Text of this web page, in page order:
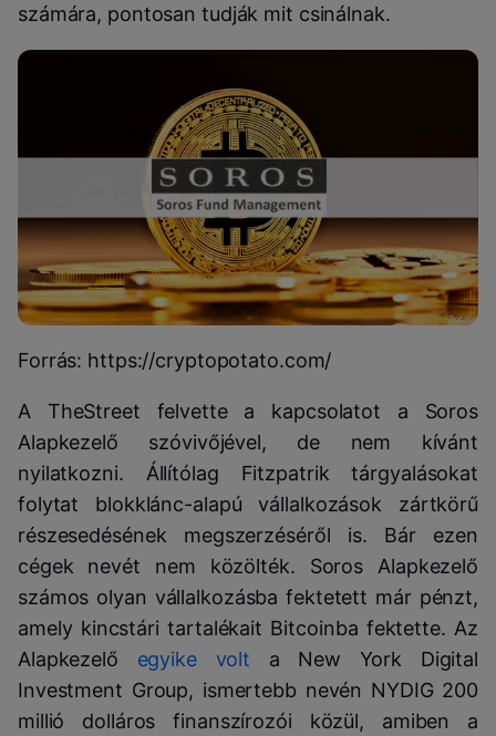
számára, pontosan tudják mit csinálnak.
Forrás: https://cryptopotato.com/
A TheStreet felvette a kapcsolatot a Soros
Alapkezelő szóvivőjével, de nem kívánt
nyilatkozni. Állítólag Fitzpatrik tárgyalásokat
folytat blokklánc-alapú vállalkozások zártkörű
részesedésének megszerzéséről is. Bár ezen
cégek nevét nem közölték. Soros Alapkezelő
számos olyan vállalkozásba fektetett már pénzt,
amely kincstári tartalékait Bitcoinba fektette. Az
Alapkezelő egyike volt a New York Digital
Investment Group, ismertebb nevén NYDIG 200
millió dolláros finanszírozói közül, amiben a